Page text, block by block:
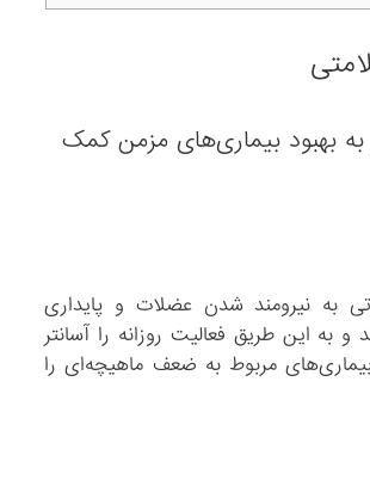
بهبود بیماری‌های مزمن کمک
به نیرومند شدن عضلات و پایداری
به این طریق فعالیت روزانه را آسانتر
مربوط به ضعف ماهیچه‌ای را